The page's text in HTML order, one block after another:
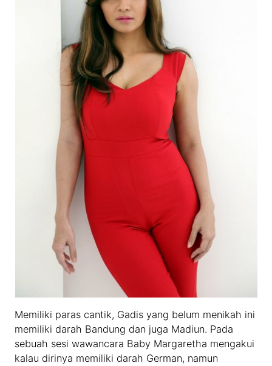
Memiliki paras cantik, Gadis yang belum menikah ini
memiliki darah Bandung dan juga Madiun. Pada
sebuah sesi wawancara Baby Margaretha mengakui
kalau dirinya memiliki darah German, namun